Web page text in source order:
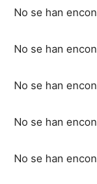
No se han
No se han
No se han
No se han
No se han